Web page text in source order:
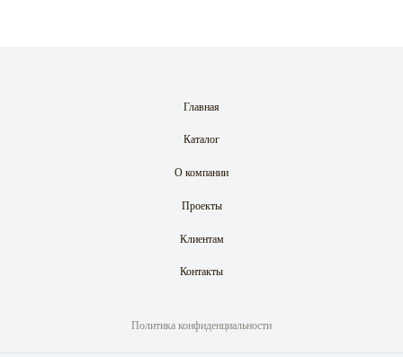
Главная
Каталог
О компании
Проекты
Клиентам
Контакты
Политика конфиденциальности